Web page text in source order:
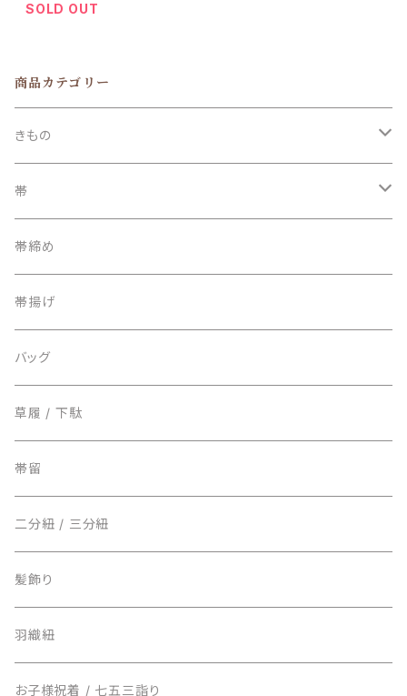
SOLD OUT
商品カテゴリー
きもの
訪問着
附下
小紋 / 紬 / 御召
麻/夏もの
帯
袋帯
名古屋帯
半巾帯
帯締め
帯揚げ
バッグ
草履 / 下駄
帯留
二分紐 / 三分紐
髪飾り
羽織紐
お子様祝着 / 七五三詣り